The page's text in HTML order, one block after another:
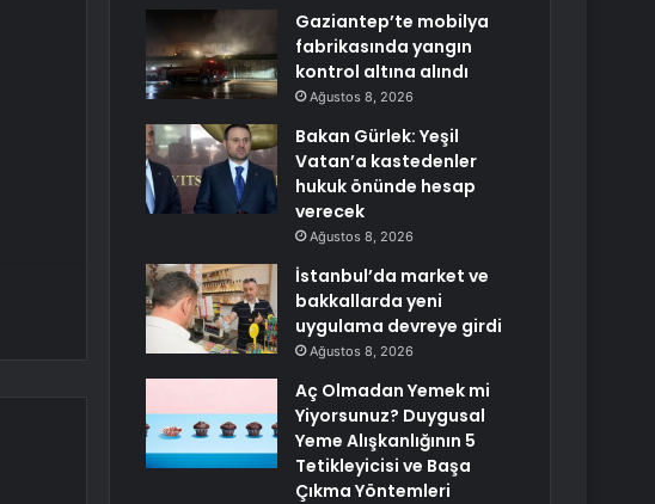
Gaziantep’te mobilya
fabrikasında yangın
kontrol altına alındı
Ağustos 8, 2026
Bakan Gürlek: Yeşil
Vatan’a kastedenler
hukuk önünde hesap
verecek
Ağustos 8, 2026
İstanbul’da market ve
bakkallarda yeni
uygulama devreye girdi
Ağustos 8, 2026
Aç Olmadan Yemek mi
Yiyorsunuz? Duygusal
Yeme Alışkanlığının 5
Tetikleyicisi ve Başa
Çıkma Yöntemleri